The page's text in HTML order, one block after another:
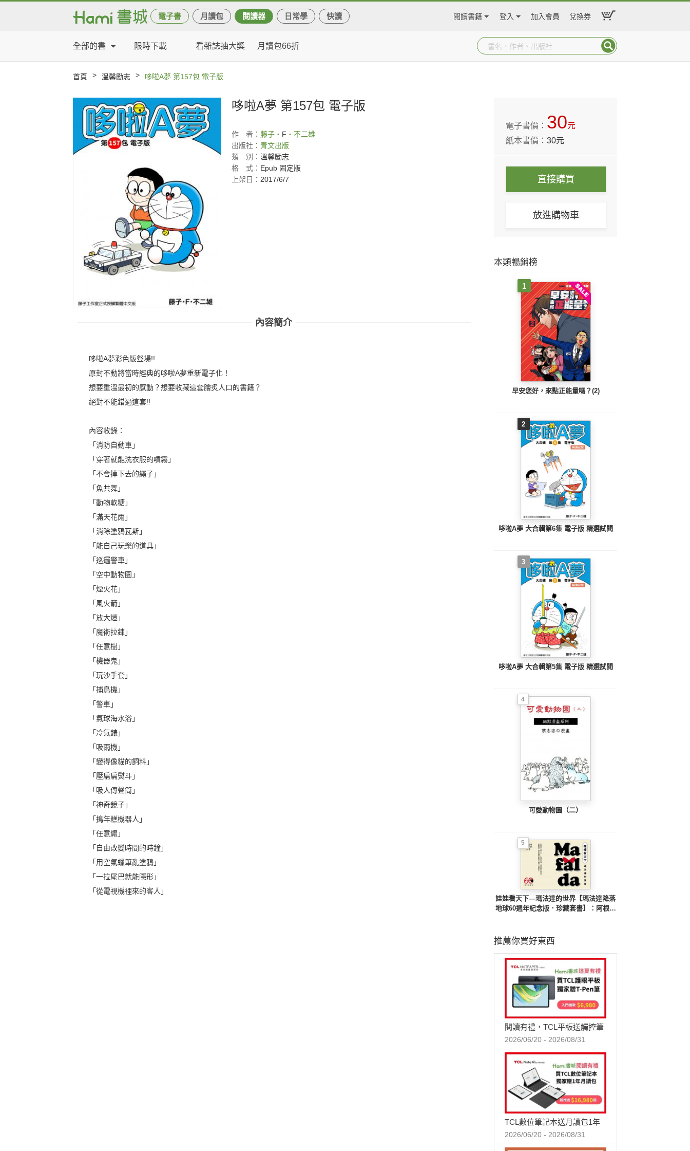
電子書 月讀包 閱讀器 日常學 快讀 閱讀書籍 登入 加入會員 兌換券
全部的書 限時下載 看雜誌抽大獎 月讀包66折
首頁 > 溫馨勵志 > 哆啦A夢 第157包 電子版
哆啦A夢 第157包 電子版
作 者： 藤子・ F ・不二雄
出版社： 青文出版
類
別： 溫馨勵志
格
式： Epub 固定版
上架日： 2017/6/7
內容簡介
哆啦A夢彩色版豋場!!
原封不動將當時經典的哆啦A夢重新電子化！
想要重溫最初的感動？想要收藏這套膾炙人口的書籍？
絕對不能錯過這套!!
內容收錄：
「消防自動車」
「穿著就能洗衣服的噴霧」
「不會掉下去的繩子」
「魚共舞」
「動物軟糖」
「滿天花雨」
「消除塗鴉瓦斯」
「能自己玩樂的道具」
「巡邏警車」
「空中動物園」
「煙火花」
「風火箭」
「放大燈」
「魔術拉鍊」
「任意樹」
「機器鬼」
「玩沙手套」
「捕鳥機」
「警車」
「氣球海水浴」
「冷氣錶」
「吸雨機」
「變得像貓的飼料」
「壓扁扁熨斗」
「吸人傳聲筒」
「神奇鏡子」
「搗年糕機器人」
「任意繩」
「自由改變時間的時鐘」
「用空氣蠟筆亂塗鴉」
「一拉尾巴就能隱形」
「從電視機裡來的客人」
電子書價： 30元
紙本書價：30元
直接購買
放進購物車
本類暢銷榜
1
早安您好，來點正能量嗎？(2)
2
哆啦A夢 大合輯第6集 電子版 精選試閱
3
哆啦A夢 大合輯第5集 電子版 精選試閱
4
可愛動物園（二）
5
娃娃看天下—瑪法達的世界【瑪法達降落
地球60週年紀念版．珍藏套書】：阿根廷
推薦你買好東西
閱讀有禮，TCL平板送觸控筆
2026/06/20 - 2026/08/31
TCL數位筆記本送月讀包1年
2026/06/20 - 2026/08/31